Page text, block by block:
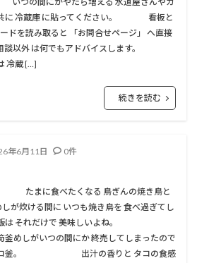
共に 冷蔵庫 に貼ってください。 看板と
ドを読み取ると 「お問合せページ」 へ直接
相談以外 は何でもアドバイスします。
冷蔵 […]
続きを読む
年6月11日 0件
まに食べたくなる 鳥ぎんの焼き鳥と
る間に いつも焼き鳥を 食べ過ぎてし
ご飯は それだけで 美味しいよね。
釜めしがいつの間にか 終売してしまったので
タコ釜。 出汁の香りと タコの食感